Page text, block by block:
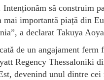
să construim
mai importantă piață din
a declarat Takuya
de un angajament
Regency Thessaloniki
devenind unul dintre